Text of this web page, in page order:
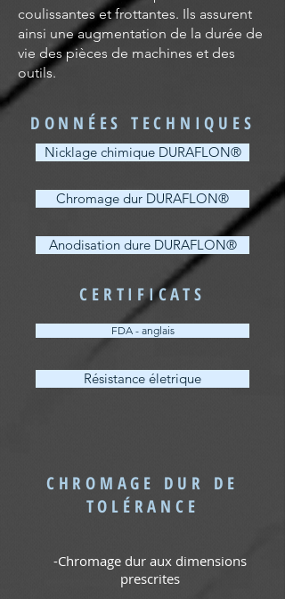
coulissantes et frottantes. Ils assurent
ainsi une augmentation de la durée de
vie des pièces de machines et des
outils.
DONNÉES TECHNIQUES
Nicklage chimique DURAFLON®
Chromage dur DURAFLON®
Anodisation dure DURAFLON®
CERTIFICATS
FDA - anglais
Résistance életrique
CHROMAGE DUR DE
TOLÉRANCE
-Chromage dur aux dimensions
prescrites